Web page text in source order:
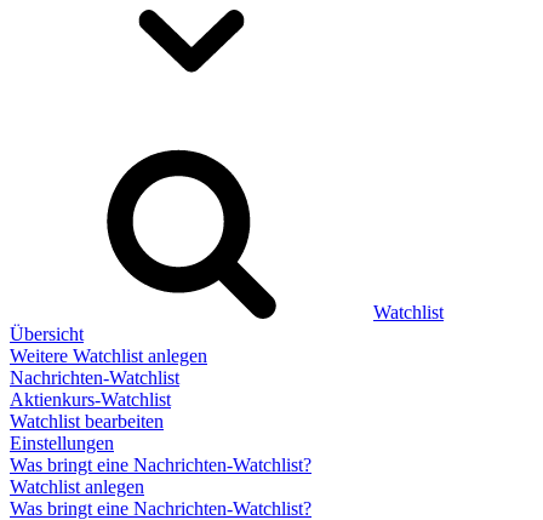
Watchlist
Übersicht
Weitere Watchlist anlegen
Nachrichten-Watchlist
Aktienkurs-Watchlist
Watchlist bearbeiten
Einstellungen
Was bringt eine Nachrichten-Watchlist?
Watchlist anlegen
Was bringt eine Nachrichten-Watchlist?